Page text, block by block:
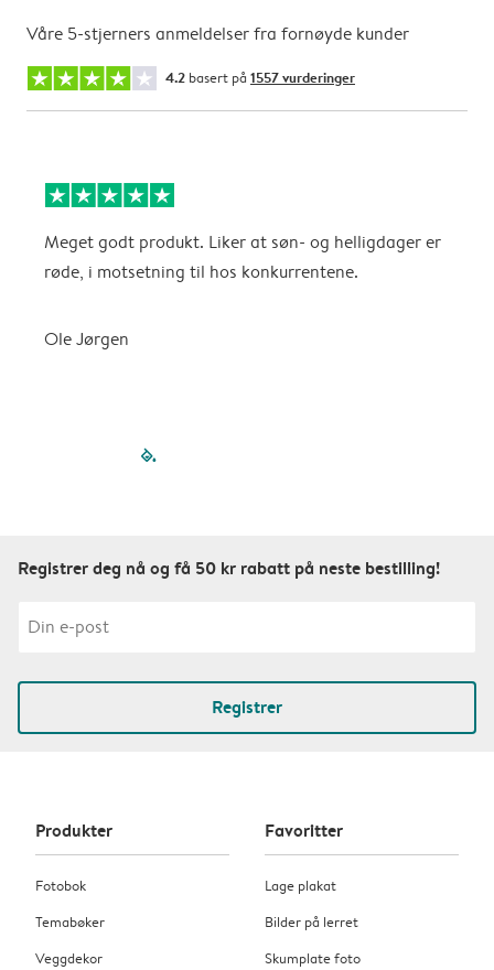
Våre 5-stjerners anmeldelser fra fornøyde kunder
4.2 basert på 1557 vurderinger
Meget godt produkt. Liker at søn- og helligdager er
røde, i motsetning til hos konkurrentene.
Ole Jørgen
filled-pagination
Registrer deg nå og få 50 kr rabatt på neste bestilling!
Registrer
Produkter
Fotobok
Temabøker
Veggdekor
Favoritter
Lage plakat
Bilder på lerret
Skumplate foto